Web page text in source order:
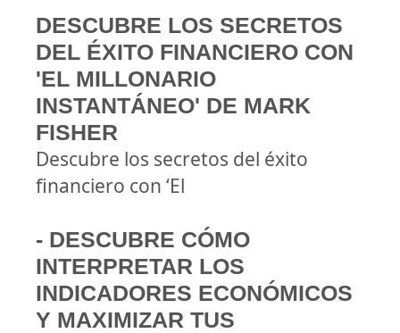
DESCUBRE LOS SECRETOS
DEL ÉXITO FINANCIERO CON
'EL MILLONARIO
INSTANTÁNEO' DE MARK
FISHER
Descubre los secretos del éxito
financiero con ‘El
- DESCUBRE CÓMO
INTERPRETAR LOS
INDICADORES ECONÓMICOS
Y MAXIMIZAR TUS